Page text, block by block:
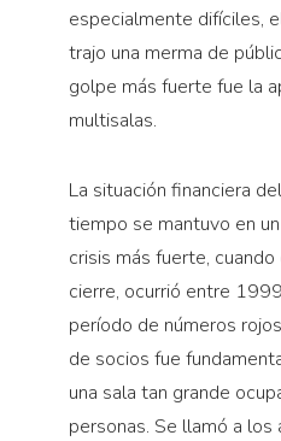
especialmente difíciles,
trajo una merma de
golpe más fuerte fue la
multisalas.
La situación financiera
tiempo se mantuvo en
crisis más fuerte,
cierre, ocurrió entre
período de números
de socios fue
una sala tan grande
personas. Se llamó a